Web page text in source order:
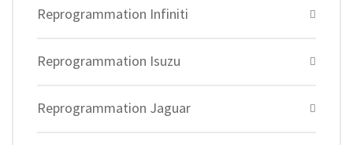
Reprogrammation Infiniti
Reprogrammation Isuzu
Reprogrammation Jaguar